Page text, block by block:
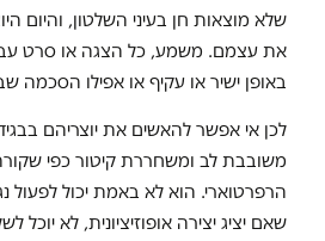
שלא מוצאות חן בעיני השלטון, והיום
את עצמם. משמע, כל הצגה או סרט
באופן ישיר או עקיף או אפילו הסכמה
לכן אי אפשר להאשים את יוצריהם
משובבת לב ומשחררת קיטור כפי
הרפרטוארי. הוא לא באמת יכול לפעול
שאם יציג יצירה אופוזיציונית, לא